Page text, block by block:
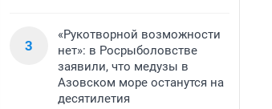
3
«Рукотворной возможности
нет»: в Росрыболовстве
заявили, что медузы в
Азовском море останутся на
десятилетия